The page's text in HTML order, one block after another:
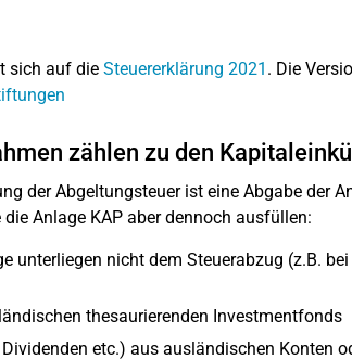
sich auf die Steuererklärung 2021 . Die
zählen zu den
der Abgeltungsteuer ist eine Abgabe der
Anlage KAP aber dennoch ausfüllen:
unterliegen nicht dem Steuerabzug (z.B.
thesaurierenden Investmentfonds
etc.) aus ausländischen Konten